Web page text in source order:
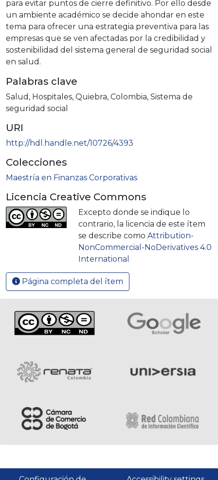
para evitar puntos de cierre definitivo. Por ello desde
un ambiente académico se decide ahondar en este
tema para ofrecer una estrategia preventiva para las
empresas que se ven afectadas por la credibilidad y
sostenibilidad del sistema general de seguridad social
en salud.
Palabras clave
Salud , Hospitales, Quiebra, Colombia, Sistema de
seguridad social
URI
http://hdl.handle.net/10726/4393
Colecciones
Maestría en Finanzas Corporativas
Licencia Creative Commons
Excepto donde se indique lo
contrario, la licencia de este ítem
se describe como Attribution-
NonCommercial-NoDerivatives 4.0
International
Página completa del ítem